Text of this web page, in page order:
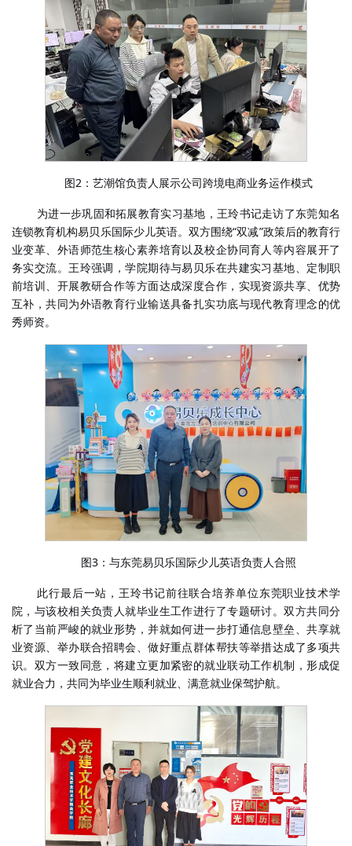
图 2 ：艺潮馆负责人展示公司跨境电商业务运作模式
为进一步巩固和拓展教育实习基地，王玲书记走访了东莞知名
连锁教育机构易贝乐国际少儿英语。双方围绕“双减”政策后的教育行
业变革、外语师范生核心素养培育以及校企协同育人等内容展开了
务实交流。王玲强调，学院期待与易贝乐在共建实习基地、定制职
前培训、开展教研合作等方面达成深度合作，实现资源共享、优势
互补，共同为外语教育行业输送具备扎实功底与现代教育理念的优
秀师资。
图 3 ：与东莞易贝乐国际少儿英语负责人合照
此行最后一站，王玲书记前往联合培养单位东莞职业技术学
院，与该校相关负责人就毕业生工作进行了专题研讨。双方共同分
析了当前严峻的就业形势，并就如何进一步打通信息壁垒、共享就
业资源、举办联合招聘会、做好重点群体帮扶等举措达成了多项共
识。双方一致同意，将建立更加紧密的就业联动工作机制，形成促
就业合力，共同为毕业生顺利就业、满意就业保驾护航。